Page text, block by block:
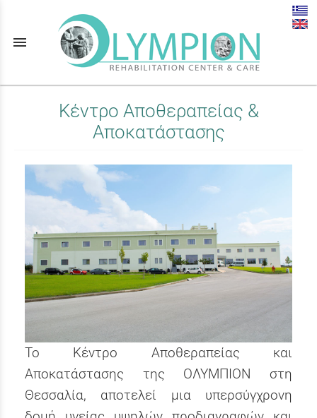
menu
Κέντρο Αποθεραπείας &
Αποκατάστασης
Το Κέντρο Αποθεραπείας και
Αποκατάστασης της ΟΛΥΜΠΙΟΝ στη
Θεσσαλία, αποτελεί μια υπερσύγχρονη